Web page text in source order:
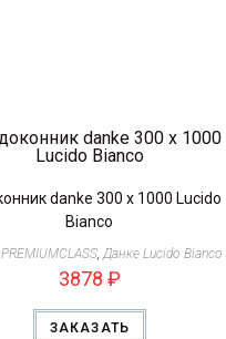
danke 300 х 1000 Lucido
Bianco
, Данке Lucido Bianco
3878 ₽
ЗАКАЗАТЬ